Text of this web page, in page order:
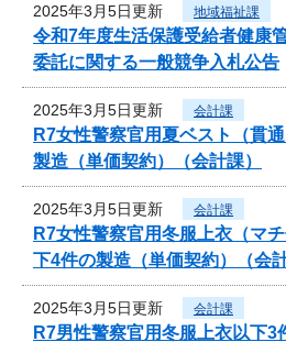
2025年3月5日更新 地域福祉課
令和7年度生活保護受給者健康
委託に関する一般競争入札公告
2025年3月5日更新 会計課
R7女性警察官用夏ベスト（貫
製造（単価契約）（会計課）
2025年3月5日更新 会計課
R7女性警察官用冬服上衣（マ
下4件の製造（単価契約）（会計
2025年3月5日更新 会計課
R7男性警察官用冬服上衣以下3